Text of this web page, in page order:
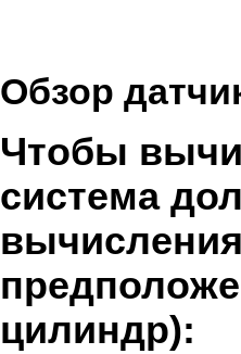
Обзор
Чтобы
система
цилиндр):